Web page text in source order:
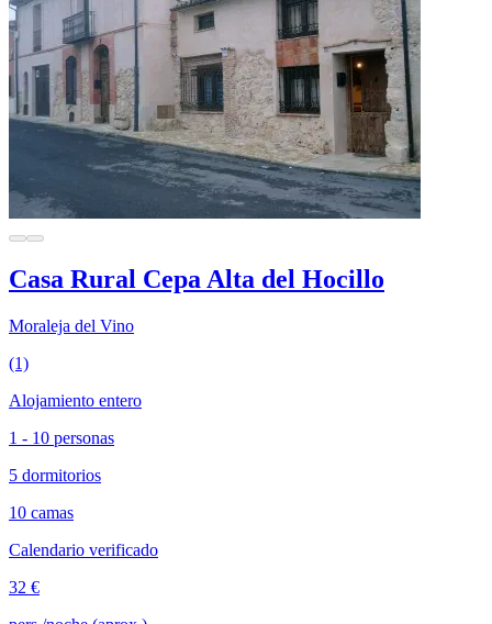
Casa Rural Cepa Alta del Hocillo
Moraleja del Vino
(1)
Alojamiento entero
1 - 10 personas
5 dormitorios
10 camas
Calendario verificado
32 €